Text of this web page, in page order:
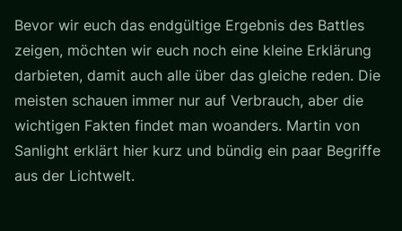
Bevor wir euch das endgültige Ergebnis des Battles
zeigen, möchten wir euch noch eine kleine Erklärung
darbieten, damit auch alle über das gleiche reden. Die
meisten schauen immer nur auf Verbrauch, aber die
wichtigen Fakten findet man woanders. Martin von
Sanlight erklärt hier kurz und bündig ein paar Begriffe
aus der Lichtwelt.